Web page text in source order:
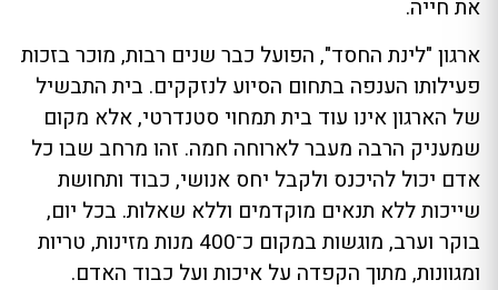
את חייה.
ארגון "לינת החסד", הפועל כבר שנים רבות, מוכר בזכות
פעילותו הענפה בתחום הסיוע לנזקקים. בית התבשיל
של הארגון אינו עוד בית תמחוי סטנדרטי, אלא מקום
שמעניק הרבה מעבר לארוחה חמה. זהו מרחב שבו כל
אדם יכול להיכנס ולקבל יחס אנושי, כבוד ותחושת
שייכות ללא תנאים מוקדמים וללא שאלות. בכל יום,
בוקר וערב, מוגשות במקום כ־400 מנות מזינות, טריות
ומגוונות, מתוך הקפדה על איכות ועל כבוד האדם.